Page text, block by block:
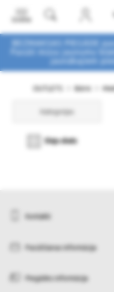
BEZMAKSAS PIEGĀDE
Pasūti mūsu jaunumu
Bērni
Kategorijas
Sleju skats
Kontakti
Pasūtīšanas informācija
Piegādes informācija